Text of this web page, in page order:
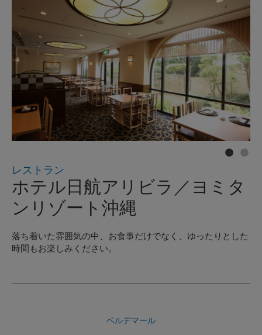
レストラン
ホテル日航アリビラ／ヨミタ
ンリゾート沖縄
落ち着いた雰囲気の中、お食事だけでなく、ゆったりとした
時間もお楽しみください。
ベルデマール